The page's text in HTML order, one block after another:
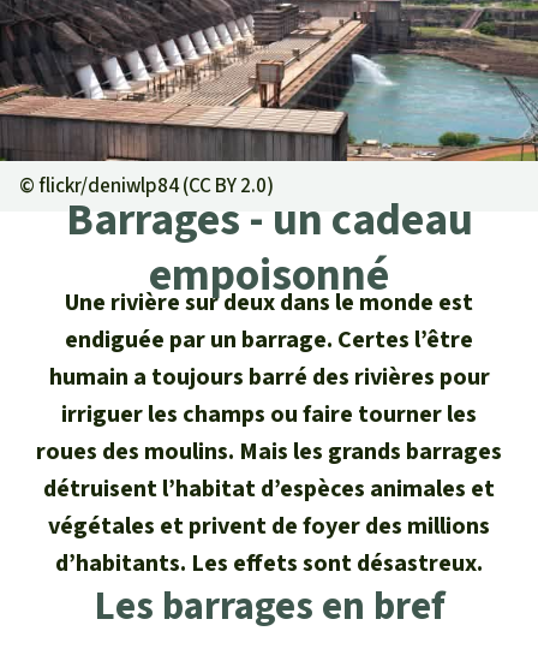
Pétitions
Projets
Information
Pour approfondir
Actualités
Succès
Lettre d'information
Thématiques
Climat et forêt tropicale
La biodiversité
L'huile de palme
Les aires protégées
La forêt tropicale
Association
Sauvons la forêt
Qui sommes-nous ?
Nous contacter
Transparence
Questions fréquentes
Rapports annuels
Recherche
Français
English
Español
Votre soutien est capital
Don général
Fonds d'urgence
Certificats de don
Questions & réponses
Don pour un thème
Protection des animaux
Protection des forêts tropicales
Soutien aux activistes
Don pour une région
Asie du Sud-Est
Afrique
Amérique latine
©flickr/deniwlp84 (CC BY 2.0)
Barrages - un cadeau
empoisonné
Une rivière sur deux dans le monde est
endiguée par un barrage. Certes l’être
humain a toujours barré des rivières pour
irriguer les champs ou faire tourner les
roues des moulins. Mais les grands barrages
détruisent l’habitat d’espèces animales et
végétales et privent de foyer des millions
d’habitants. Les effets sont désastreux.
Les barrages en bref